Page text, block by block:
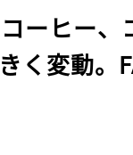
ーヒー、
く変動。